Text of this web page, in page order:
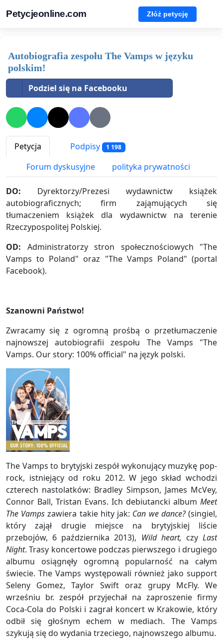
Petycjeonline.com Złóż petycję
Autobiografia zespołu The Vamps w języku
polskim!
Podziel się na Facebooku
Petycja Podpisy 1 198
Forum dyskusyjne polityka prywatności
DO: Dyrektorzy/Prezesi wydawnictw książek
autobiograficznych; firm zająmujących się
tłumaczeniem książek dla wydawnictw na terenie
Rzeczypospolitej Polskiej.
OD: Administratorzy stron społecznościowych "The
Vamps to Poland" oraz "The Vamps Poland" (portal
Facebook).
Szanowni Państwo!
Zwracamy się z ogromną prośbą o przetłumaczenie
najnowszej autobiografii zespołu The Vamps "The
Vamps. Our story: 100% official" na język polski.
The Vamps to brytyjski zespół wykonujący muzykę pop-
rock, istniejący od roku 2012. W jego skład wchodzi
czterech nastolatków: Bradley Simpson, James McVey,
Connor Ball, Tristan Evans. Ich debiutancki album Meet
The Vampszawiera takie hity jak: Can we dance?(singiel,
który zajął drugie miejsce na brytyjskiej liście
przebojów, 6 października 2013), Wild heart, czyLast
Night. Trasy koncertowe podczas pierwszego i drugiego
albumu osiągnęły ogromną popularność na całym
świecie. The Vamps występowali również jako support
Seleny Gomez, Taylor Swift oraz grupy McFly. We
wrześniu br. zespół przyjechał na zaproszenie firmy
Coca-Cola do Polski i zagrał koncert w Krakowie, który
odbił się głośnym echem w mediach. The Vamps
szykują się do wydania trzeciego, najnowszego albumu.